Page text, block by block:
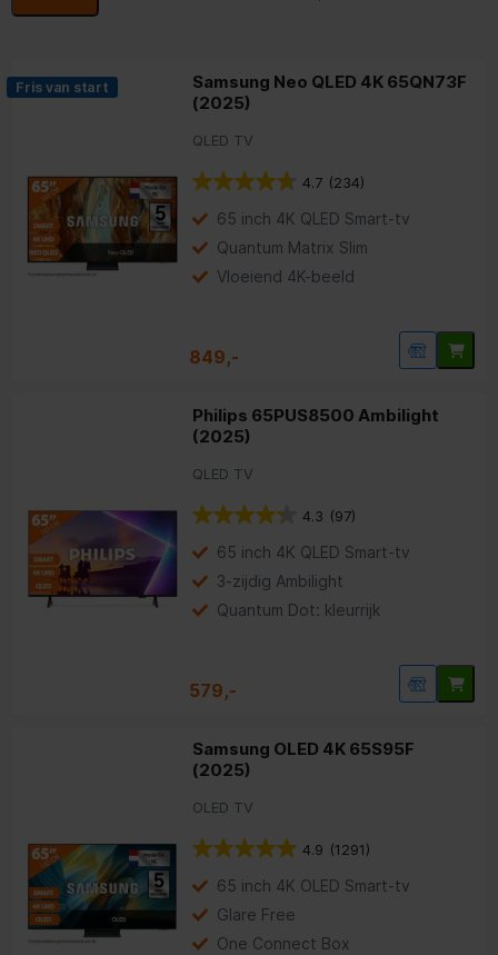
Fris van start
Samsung Neo QLED 4K 65QN73F
(2025)
QLED TV
4.7 (234)
65 inch 4K QLED Smart-tv
Quantum Matrix Slim
Vloeiend 4K-beeld
849,-
Philips 65PUS8500 Ambilight
(2025)
QLED TV
4.3 (97)
65 inch 4K QLED Smart-tv
3-zijdig Ambilight
Quantum Dot: kleurrijk
579,-
Samsung OLED 4K 65S95F
(2025)
OLED TV
4.9 (1291)
65 inch 4K OLED Smart-tv
Glare Free
One Connect Box